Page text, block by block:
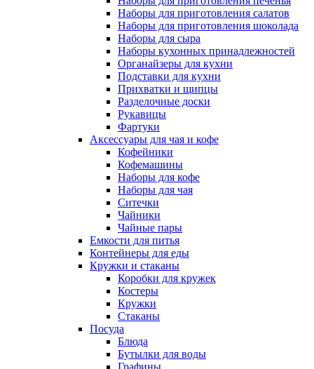
Наборы для приготовления салатов
Наборы для приготовления шоколада
Наборы для сыра
Наборы кухонных принадлежностей
Органайзеры для кухни
Подставки для кухни
Прихватки и щипцы
Разделочные доски
Рукавицы
Фартуки
Аксессуары для чая и кофе
Кофейники
Кофемашины
Наборы для кофе
Наборы для чая
Ситечки
Чайники
Чайные пары
Емкости для питья
Контейнеры для еды
Кружки и стаканы
Коробки для кружек
Костеры
Кружки
Стаканы
Посуда
Блюда
Бутылки для воды
Графины